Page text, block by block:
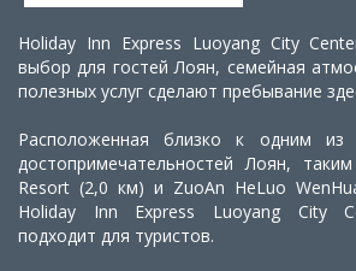
Holiday Inn Express Luoyang City
выбор для гостей Лоян, семейная
полезных услуг сделают пребывание
Расположенная близко к одним из
достопримечательностей Лоян,
Resort (2,0 км) и ZuoAn HeLuo
Holiday Inn Express Luoyang City
подходит для туристов.